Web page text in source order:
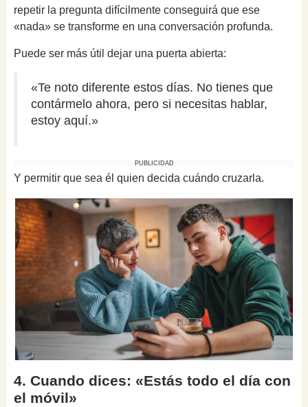
repetir la pregunta difícilmente conseguirá que ese
«nada» se transforme en una conversación profunda.
Puede ser más útil dejar una puerta abierta:
«Te noto diferente estos días. No tienes que
contármelo ahora, pero si necesitas hablar,
estoy aquí.»
PUBLICIDAD
Y permitir que sea él quien decida cuándo cruzarla.
4. Cuando dices: «Estás todo el día con
el móvil»